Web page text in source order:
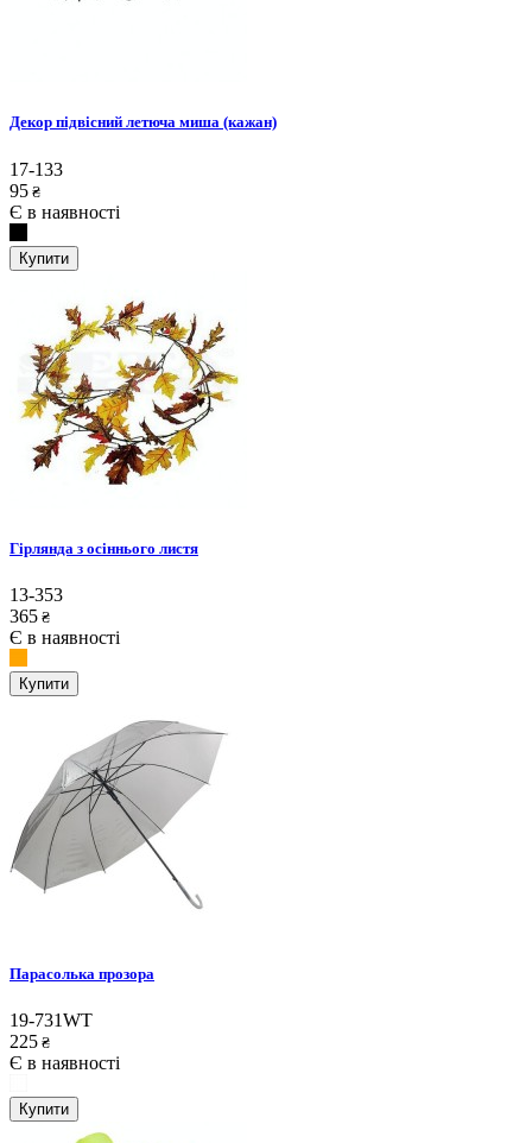
Декор підвісний летюча миша (кажан)
17-133
95 ₴
Є в наявності
Купити
Гірлянда з осіннього листя
13-353
365 ₴
Є в наявності
Купити
Парасолька прозора
19-731WT
225 ₴
Є в наявності
Купити